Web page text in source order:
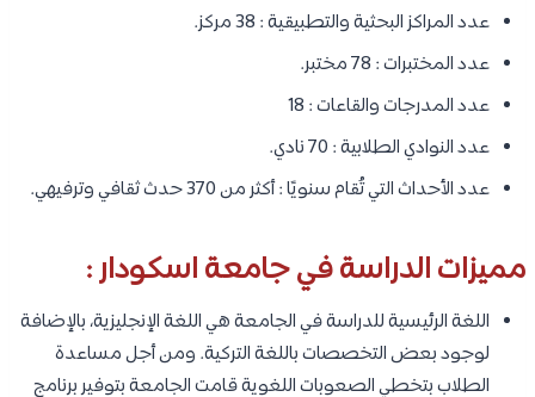
عدد المراكز البحثية والتطبيقية : 38 مركز.
عدد المختبرات : 78 مختبر.
عدد المدرجات والقاعات : 18
عدد النوادي الطلابية : 70 نادي.
عدد الأحداث التي تُقام سنويًا : أكثر من 370 حدث ثقافي وترفيهي.
مميزات الدراسة في جامعة اسكودار :
اللغة الرئيسية للدراسة في الجامعة هي اللغة الإنجليزية، بالإضافة
لوجود بعض التخصصات باللغة التركية. ومن أجل مساعدة
الطلاب بتخطي الصعوبات اللغوية قامت الجامعة بتوفير برنامج